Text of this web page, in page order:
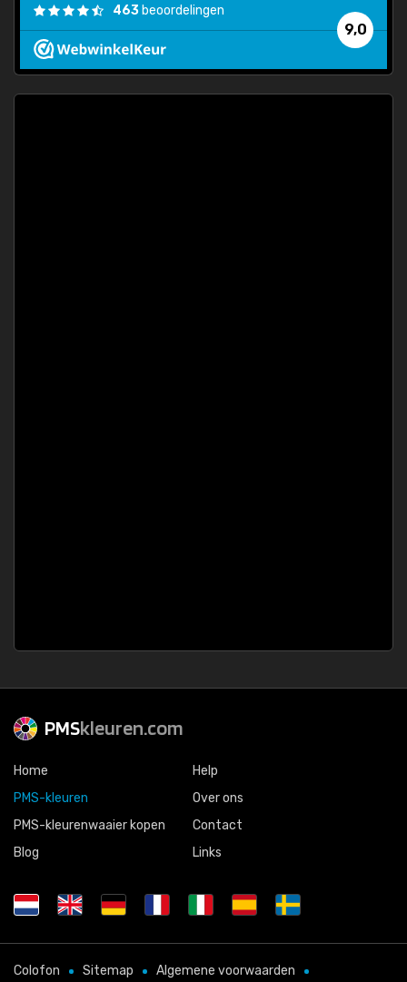
9,0
463 beoordelingen
PMSkleuren.com
Home
PMS-kleuren
PMS-kleurenwaaier kopen
Blog
Help
Over ons
Contact
Links
Colofon Sitemap Algemene voorwaarden